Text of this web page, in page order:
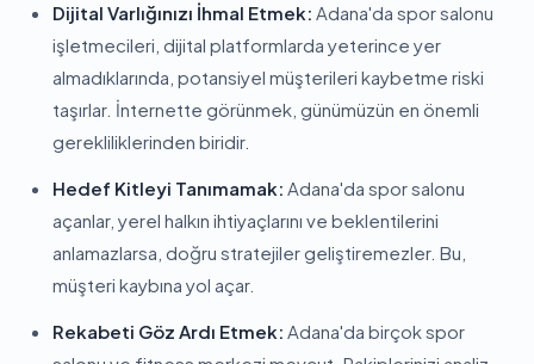
Dijital Varlığınızı İhmal Etmek: Adana'da spor salonu
işletmecileri, dijital platformlarda yeterince yer
almadıklarında, potansiyel müşterileri kaybetme riski
taşırlar. İnternette görünmek, günümüzün en önemli
gerekliliklerinden biridir.
Hedef Kitleyi Tanımamak: Adana'da spor salonu
açanlar, yerel halkın ihtiyaçlarını ve beklentilerini
anlamazlarsa, doğru stratejiler geliştiremezler. Bu,
müşteri kaybına yol açar.
Rekabeti Göz Ardı Etmek: Adana'da birçok spor